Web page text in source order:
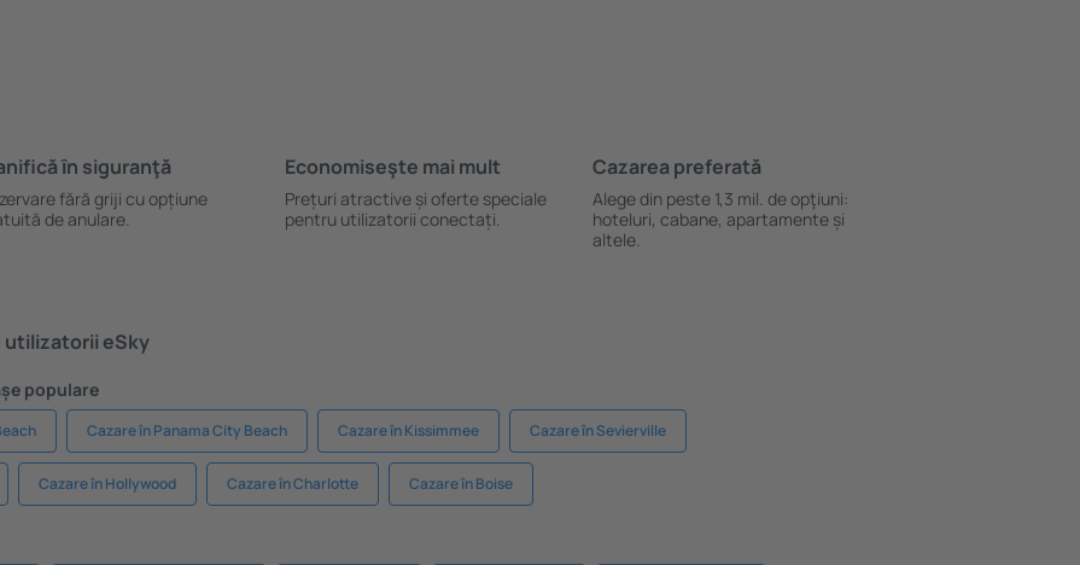
ȋn siguranţă
fără griji cu opțiune
de anulare.
Economiseşte mai mult
Prețuri atractive și oferte speciale
pentru utilizatorii conectați.
Cazarea preferată
Alege din peste 1,3 mil. de opţiuni:
hoteluri, cabane, apartamente și
altele.
utilizatorii eSky
populare
Cazare în Panama City Beach Cazare în Kissimmee Cazare în Sevierville
Cazare în Hollywood Cazare în Charlotte Cazare în Boise